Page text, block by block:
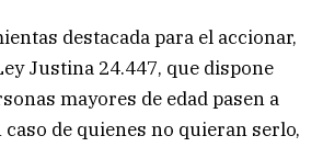
destacada para el accionar,
Justina 24.447, que dispone
mayores de edad pasen a
caso de quienes no quieran serlo,